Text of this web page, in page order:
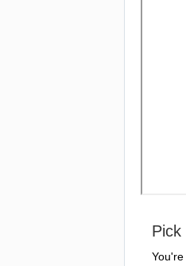
Pick
You're